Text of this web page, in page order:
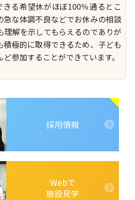
る希望休がほぼ100％通るとこ
急な体調不良などでお休みの相談
理解を示してもらえるのでありが
積極的に取得できるため、子ども
参加することができています。
採用情報
Webで
施設見学